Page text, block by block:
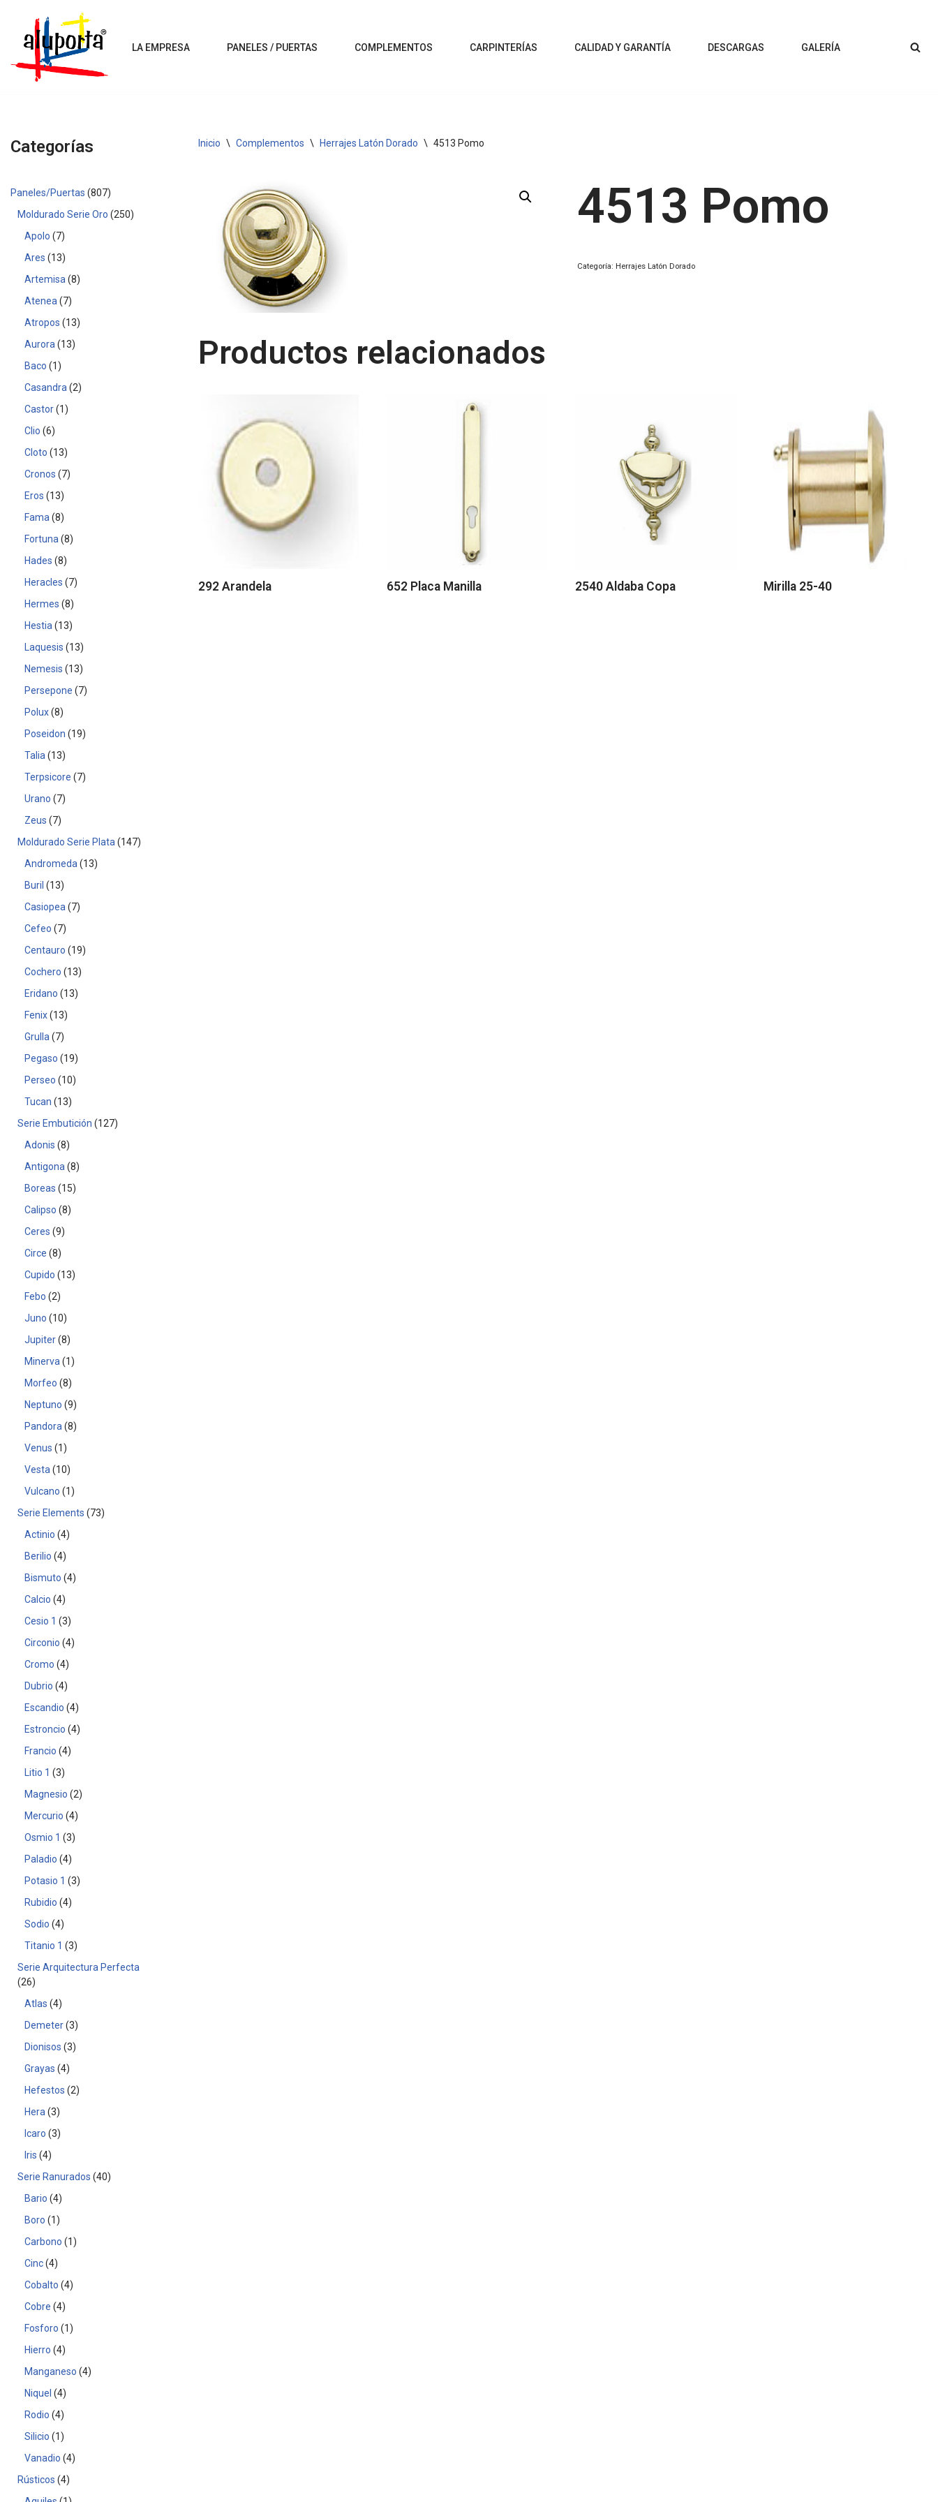
Saltar
contenido
LA EMPRESA PANELES / PUERTAS COMPLEMENTOS CARPINTERÍAS CALIDAD Y GARANTÍA DESCARGAS GALERÍA
Categorías
Paneles/Puertas 807
Moldurado Serie Oro 250
Apolo
7
Ares
13
Artemisa 8
Atenea
7
Atropos
13
Aurora
13
Baco
1
Casandra 2
Castor 1
Clio 6
Cloto
13
Cronos
7
Eros
13
Fama 8
Fortuna 8
Hades 8
Heracles
7
Hermes 8
Hestia
13
Laquesis
13
Nemesis
13
Persepone
7
Polux 8
Poseidon
19
Talia
13
Terpsicore
7
Urano
7
Zeus
7
Moldurado Serie Plata
147
Andromeda
13
Buril
13
Casiopea
7
Cefeo
7
Centauro
19
Cochero
13
Eridano
13
Fenix 13
Grulla
7
Pegaso
19
Perseo
10
Tucan
13
Serie Embutición
127
Adonis 8
Antigona 8
Boreas
15
Calipso 8
Ceres 9
Circe 8
Cupido
13
Febo 2
Juno
10
Jupiter 8
Minerva
1
Morfeo 8
Neptuno 9
Pandora 8
Venus
1
Vesta
10
Vulcano
1
Serie Elements
73
Actinio 4
Berilio 4
Bismuto 4
Calcio 4
Cesio 1
3
Circonio 4
Cromo 4
Dubrio 4
Escandio 4
Estroncio 4
Francio 4
Litio 1
3
Magnesio 2
Mercurio 4
Osmio 1
3
Paladio 4
Potasio 1
3
Rubidio 4
Sodio 4
Titanio 1
3
Serie Arquitectura Perfecta
26
Atlas 4
Demeter 3
Dionisos 3
Grayas 4
Hefestos 2
Hera 3
Icaro 3
Iris 4
Serie Ranurados 40
Bario 4
Boro
1
Carbono
1
Cinc 4
Cobalto 4
Cobre 4
Fosforo
1
Hierro 4
Manganeso 4
Niquel
4
Rodio 4
Silicio
1
Vanadio 4
Rústicos 4
Inicio \ Complementos \ Herrajes Latón Dorado \ 4513 Pomo
4513 Pomo
Categoría: Herrajes Latón Dorado
Productos relacionados
292 Arandela 652 Placa Manilla 2540 Aldaba Copa Mirilla 25-40